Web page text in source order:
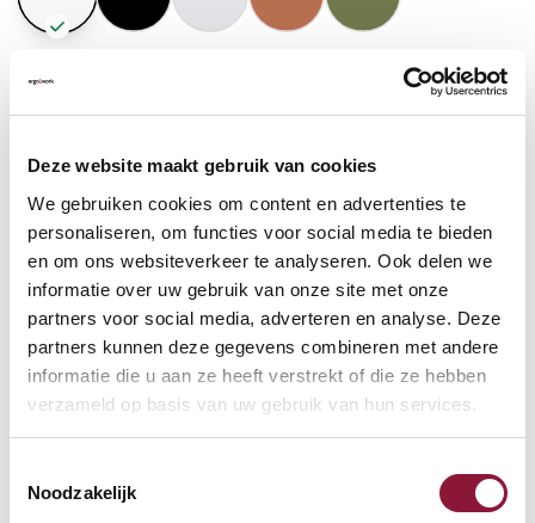
Deze website maakt gebruik van cookies
We gebruiken cookies om content en advertenties te
personaliseren, om functies voor social media te bieden
en om ons websiteverkeer te analyseren. Ook delen we
informatie over uw gebruik van onze site met onze
partners voor social media, adverteren en analyse. Deze
partners kunnen deze gegevens combineren met andere
informatie die u aan ze heeft verstrekt of die ze hebben
verzameld op basis van uw gebruik van hun services.
Noodzakelijk
FUSSRING ?
FUSSRING AUS POLIERTEM ALUMINIUM